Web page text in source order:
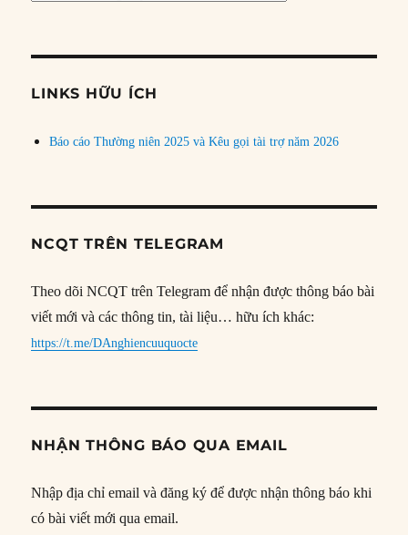
đề
LINKS HỮU ÍCH
Báo cáo Thường niên 2025 và Kêu gọi tài trợ năm 2026
NCQT TRÊN TELEGRAM
Theo dõi NCQT trên Telegram để nhận được thông báo bài
viết mới và các thông tin, tài liệu… hữu ích khác:
https://t.me/DAnghiencuuquocte
NHẬN THÔNG BÁO QUA EMAIL
Nhập địa chỉ email và đăng ký để được nhận thông báo khi
có bài viết mới qua email.